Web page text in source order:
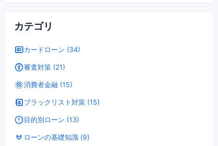
カテゴリ
カードローン (34)
審査対策 (21)
消費者金融 (15)
ブラックリスト対策 (15)
目的別ローン (13)
ローンの基礎知識 (9)